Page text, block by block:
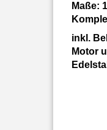
Maße:
inkl.
Motor